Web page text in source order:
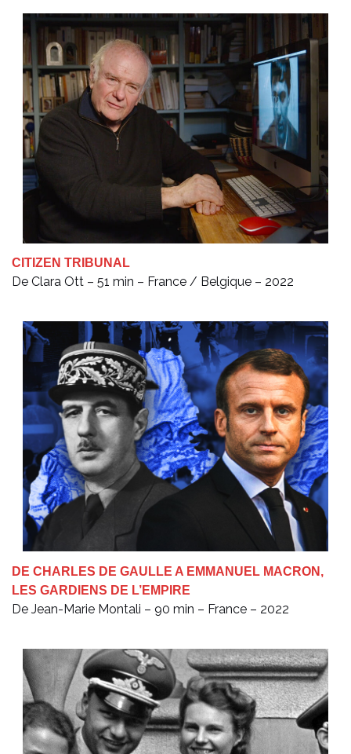
CITIZEN TRIBUNAL
De Clara Ott – 51 min – France / Belgique – 2022
DE CHARLES DE GAULLE A EMMANUEL MACRON,
LES GARDIENS DE L’EMPIRE
De Jean-Marie Montali – 90 min – France – 2022